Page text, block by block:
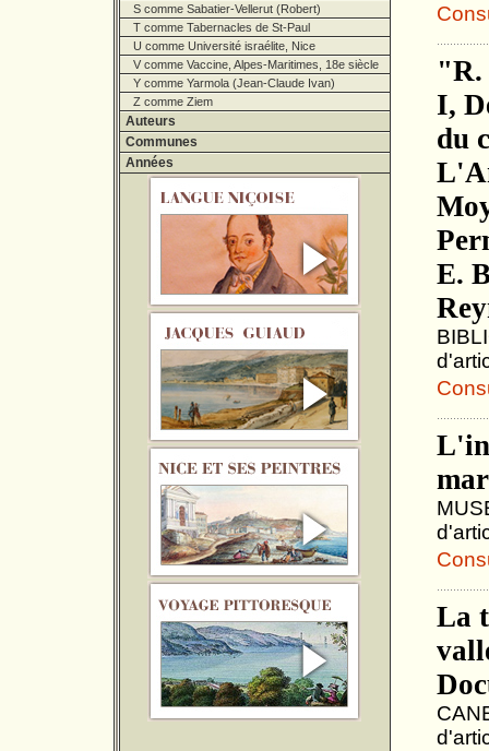
S comme Sabatier-Vellerut (Robert)
T comme Tabernacles de St-Paul
U comme Université israélite, Nice
V comme Vaccine, Alpes-Maritimes, 18e siècle
Y comme Yarmola (Jean-Claude Ivan)
Z comme Ziem
Auteurs
Communes
Années
"R.
I,
du
E.
La